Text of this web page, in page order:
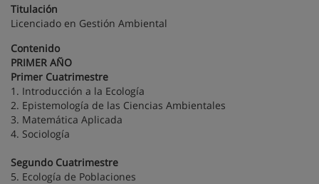
Titulación
Licenciado en Gestión Ambiental
Contenido
PRIMER AÑO
Primer Cuatrimestre
1. Introducción a la Ecología
2. Epistemología de las Ciencias Ambientales
3. Matemática Aplicada
4. Sociología
Segundo Cuatrimestre
5. Ecología de Poblaciones